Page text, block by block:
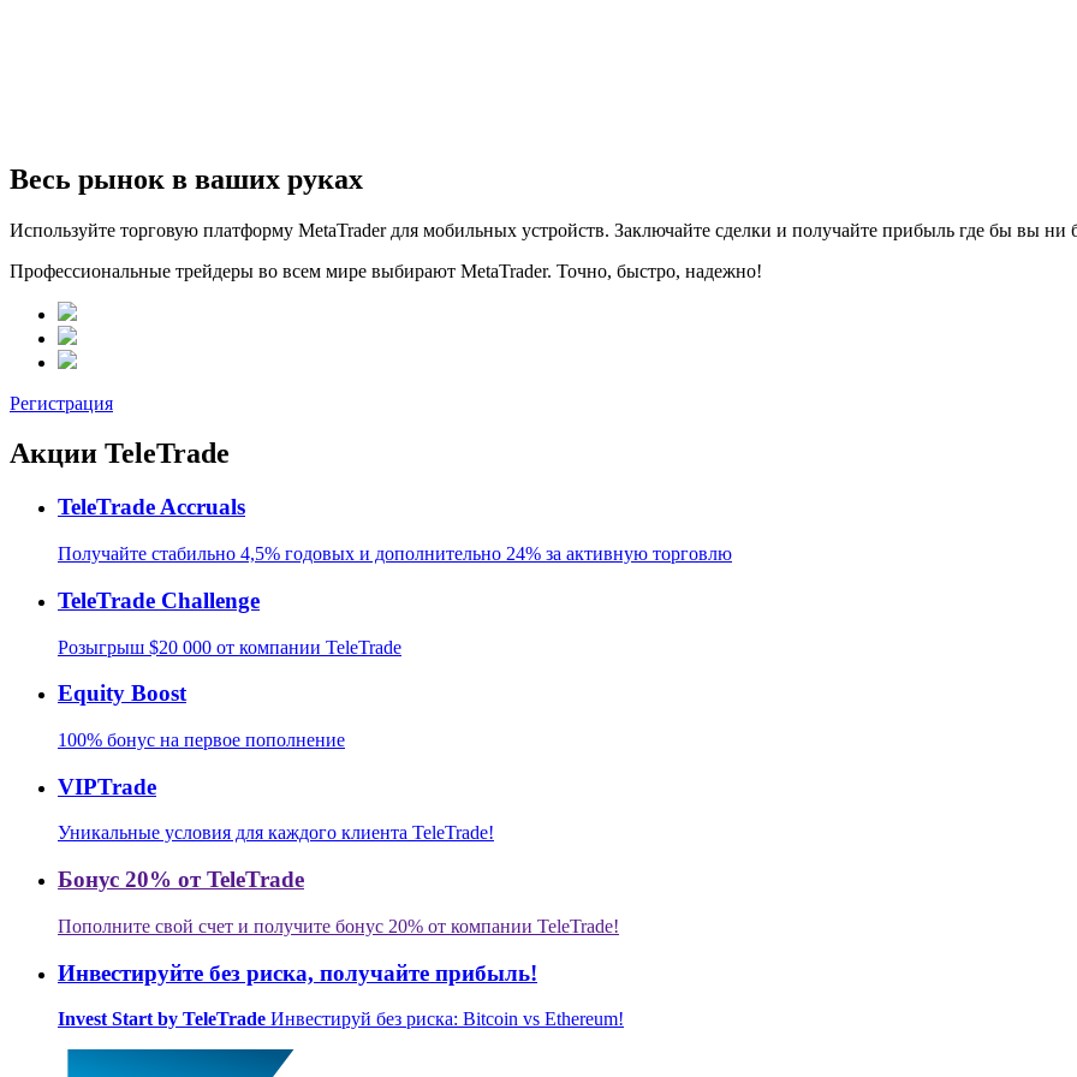
Весь рынок в ваших руках
Используйте торговую платформу MetaTrader для мобильных устройств. Заключайте сделки и получайте прибыль где бы вы ни
Профессиональные трейдеры во всем мире выбирают MetaTrader. Точно, быстро, надежно!
Регистрация
Акции TeleTrade
TeleTrade Accruals
Получайте стабильно 4,5% годовых и дополнительно 24% за активную торговлю
TeleTrade Challenge
Розыгрыш $20 000 от компании TeleTrade
Equity Boost
100% бонус на первое пополнение
VIPTrade
Уникальные условия для каждого клиента TeleTrade!
Бонус 20% от TeleTrade
Пополните свой счет и получите бонус 20% от компании TeleTrade!
Инвестируйте без риска, получайте прибыль!
Invest Start by TeleTrade Инвестируй без риска: Bitcoin vs Ethereum!